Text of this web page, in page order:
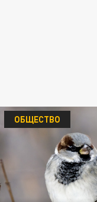
ОБЩЕСТВО